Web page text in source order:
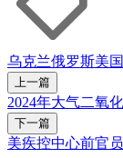
乌克兰俄罗斯美国
上一篇
2024年大气二氧
下一篇
美疾控中心前官